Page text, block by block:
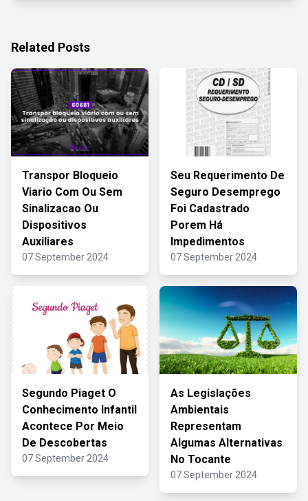
Related Posts
Transpor Bloqueio
Viario Com Ou Sem
Sinalizacao Ou
Dispositivos
Auxiliares
07 September 2024
Seu Requerimento De
Seguro Desemprego
Foi Cadastrado
Porem Há
Impedimentos
07 September 2024
Segundo Piaget O
Conhecimento Infantil
Acontece Por Meio
De Descobertas
07 September 2024
As Legislações
Ambientais
Representam
Algumas Alternativas
No Tocante
07 September 2024